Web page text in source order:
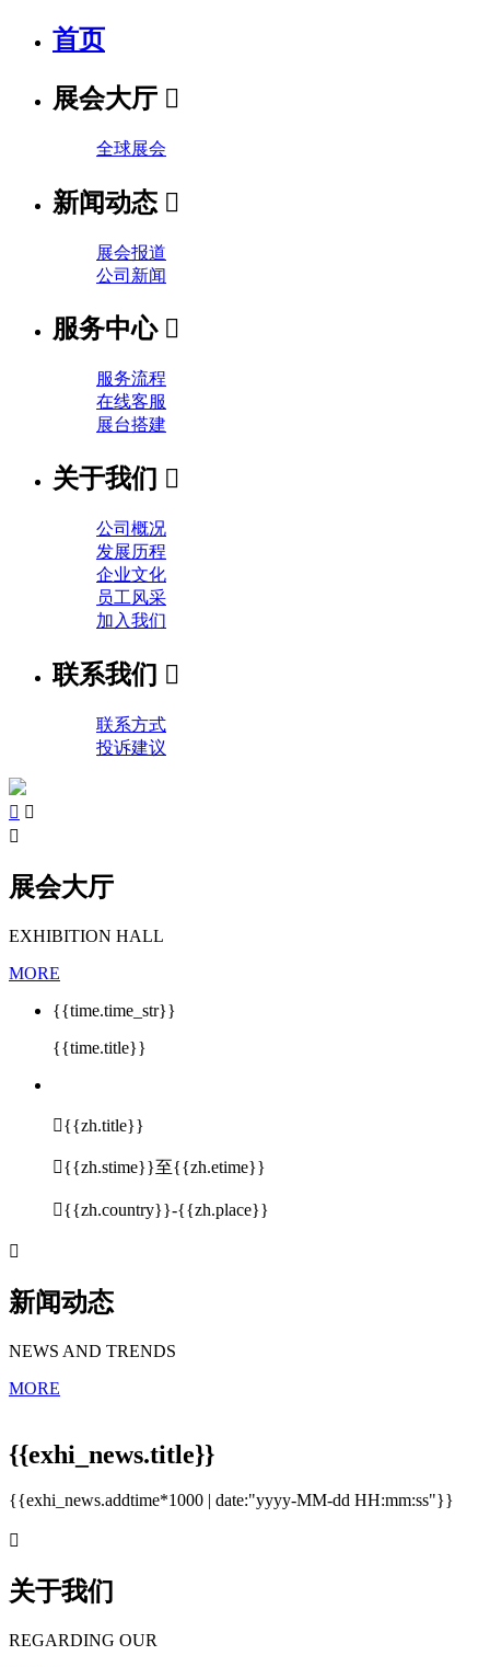
首页
展会大厅 
全球展会
新闻动态 
展会报道
公司新闻
服务中心 
服务流程
在线客服
展台搭建
关于我们 
公司概况
发展历程
企业文化
员工风采
加入我们
联系我们 
联系方式
投诉建议
 

展会大厅
EXHIBITION HALL
MORE
{{time.time_str}}
{{time.title}}
{{zh.title}}
{{zh.stime}}至{{zh.etime}}
{{zh.country}}-{{zh.place}}

新闻动态
NEWS AND TRENDS
MORE
{{exhi_news.title}}
{{exhi_news.addtime*1000 | date:"yyyy-MM-dd HH:mm:ss"}}

关于我们
REGARDING OUR